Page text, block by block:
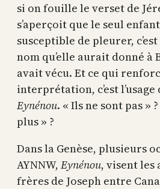
si on fouille le verset de
s’aperçoit que le seul
susceptible de pleurer,
nom qu’elle aurait donné à
avait vécu. Et ce qui
interprétation, c’est l’usage
Eynénou. « Ils ne sont pas »
plus » ?
Dans la Genèse, plusieurs
AYNNW, Eynénou, visent
frères de Joseph entre